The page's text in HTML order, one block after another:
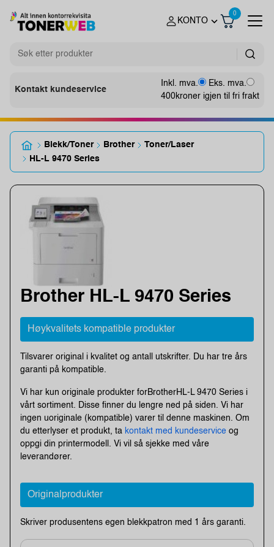
KONTO
0
Kontakt kundeservice
Inkl. mva.
Eks. mva.
400kroner igjen til fri frakt
Blekk/Toner Brother
Toner/Laser
HL-L 9470 Series
Brother HL-L 9470 Series
Høykvalitets kompatible produkter
Tilsvarer original i kvalitet og antall utskrifter. Du har tre års
garanti på kompatible.
Vi har kun originale produkter forBrotherHL-L 9470 Series i
vårt sortiment. Disse finner du lengre ned på siden. Vi har
ingen uoriginale (kompatible) varer til denne maskinen. Om
du etterlyser et produkt, ta kontakt med kundeservice og
oppgi din printermodell. Vi vil så sjekke med våre
leverandører.
Originalprodukter
Skriver produsentens egen blekkpatron med 1 års garanti.